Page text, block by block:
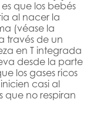
que los bebés
al nacer la
(véase la
través de un
en T integrada
desde la parte
los gases ricos
casi al
que no respiran